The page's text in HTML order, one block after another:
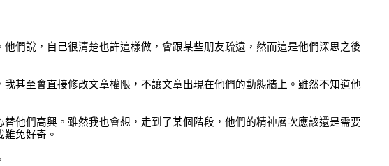
們說，自己很清楚也許這樣做，會跟某些朋友疏遠，然而這是他們深思之後
甚至會直接修改文章權限，不讓文章出現在他們的動態牆上。雖然不知道他
他們高興。雖然我也會想，走到了某個階段，他們的精神層次應該還是需要
免好奇。